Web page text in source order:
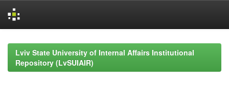
navigationLviv State University of Internal Affairs Institutional
Repository (LvSUIAIR)